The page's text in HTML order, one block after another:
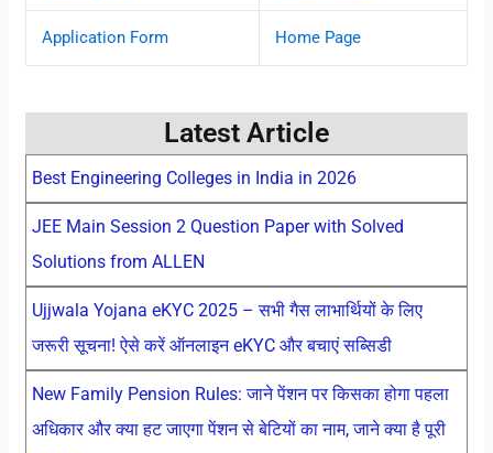
Application Form Home Page
Latest Article
Best Engineering Colleges in India in 2026
JEE Main Session 2 Question Paper with Solved
Solutions from ALLEN
Ujjwala Yojana eKYC 2025 – सभी गैस लाभार्थियों के लिए
जरूरी सूचना! ऐसे करें ऑनलाइन eKYC और बचाएं सब्सिडी
New Family Pension Rules: जाने पेंशन पर किसका होगा पहला
अधिकार और क्या हट जाएगा पेंशन से बेटियों का नाम, जाने क्या है पूरी